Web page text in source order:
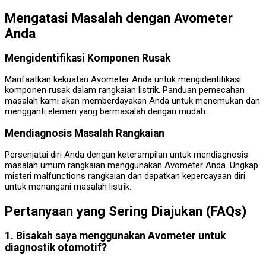
Mengatasi Masalah dengan Avometer
Anda
Mengidentifikasi Komponen Rusak
Manfaatkan kekuatan Avometer Anda untuk mengidentifikasi
komponen rusak dalam rangkaian listrik. Panduan pemecahan
masalah kami akan memberdayakan Anda untuk menemukan dan
mengganti elemen yang bermasalah dengan mudah.
Mendiagnosis Masalah Rangkaian
Persenjatai diri Anda dengan keterampilan untuk mendiagnosis
masalah umum rangkaian menggunakan Avometer Anda. Ungkap
misteri malfunctions rangkaian dan dapatkan kepercayaan diri
untuk menangani masalah listrik.
Pertanyaan yang Sering Diajukan (FAQs)
1. Bisakah saya menggunakan Avometer untuk
diagnostik otomotif?